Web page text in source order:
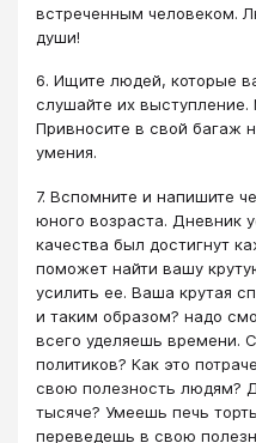
встреченным человеком.
души!
6. Ищите людей, которые
слушайте их
Привносите в свой багаж
умения.
7. Вспомните и напишите
юного возраста. Дневник
качества был достигнут
поможет найти вашу
усилить ее. Ваша крутая
и таким образом? надо
всего уделяешь времени.
политиков? Как это
свою полезность людям?
тысяче? Умеешь печь
переведешь в свою